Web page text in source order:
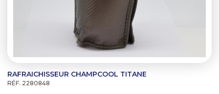
RAFRAICHISSEUR CHAMPCOOL TITANE
RÉF. 2280848